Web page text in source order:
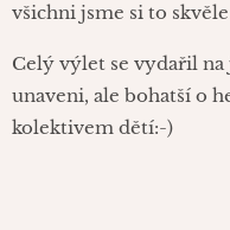
všichni jsme si to
Celý výlet se vydařil na
unaveni, ale bohatší o
kolektivem dětí:-)